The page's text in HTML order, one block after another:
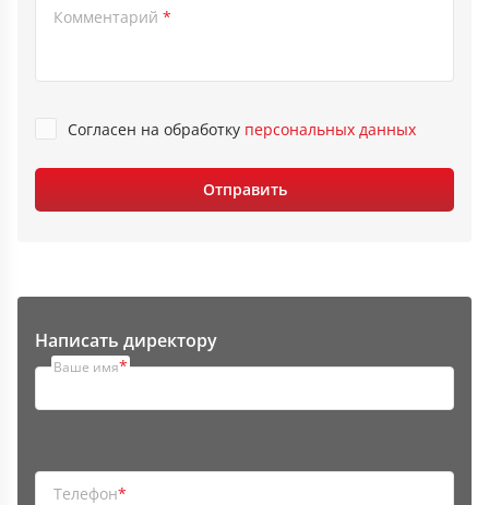
Комментарий *
Согласен на обработку персональныx данных
Отправить
Написать директору
Ваше имя*
Телефон*